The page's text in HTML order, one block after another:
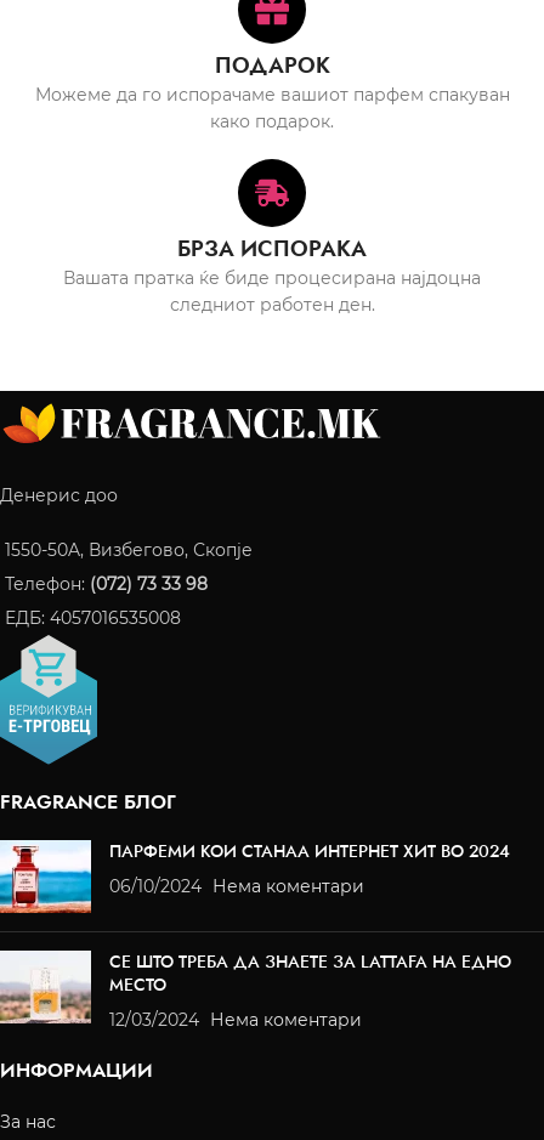
ПОДАРОК
Можеме да го испорачаме вашиот парфем спакуван
како подарок.
БРЗА ИСПОРАКА
Вашата пратка ќе биде процесирана најдоцна
следниот работен ден.
Денерис доо
1550-50A, Визбегово, Скопје
Телефон: (072) 73 33 98
ЕДБ: 4057016535008
FRAGRANCE БЛОГ
ПАРФЕМИ КОИ СТАНАА ИНТЕРНЕТ ХИТ ВО 2024
06/10/2024 Нема коментари
СЕ ШТО ТРЕБА ДА ЗНАЕТЕ ЗА LATTAFA НА ЕДНО
МЕСТО
12/03/2024 Нема коментари
ИНФОРМАЦИИ
За нас